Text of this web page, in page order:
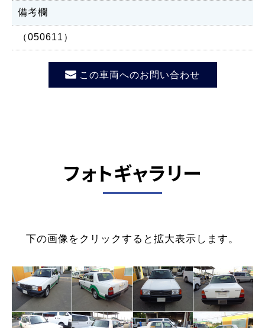
備考欄
（050611）
この車両へのお問い合わせ
フォトギャラリー
下の画像をクリックすると拡大表示します。